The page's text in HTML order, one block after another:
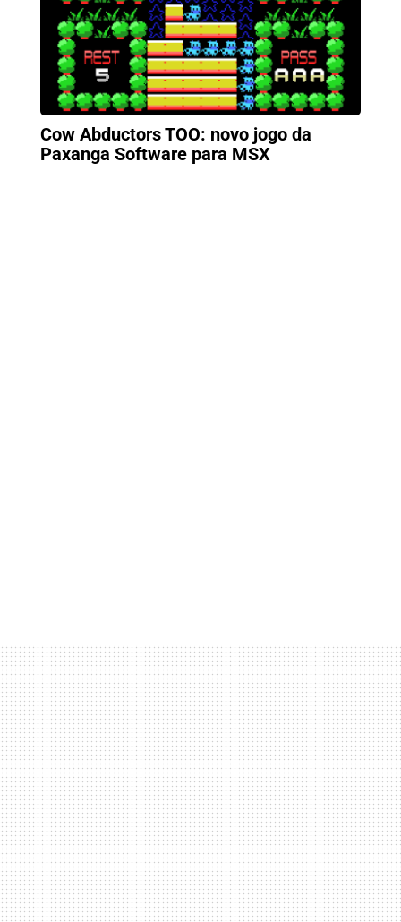
Cow Abductors TOO: novo jogo da
Paxanga Software para MSX